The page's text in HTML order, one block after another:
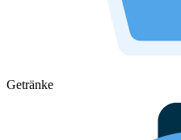
Getränke